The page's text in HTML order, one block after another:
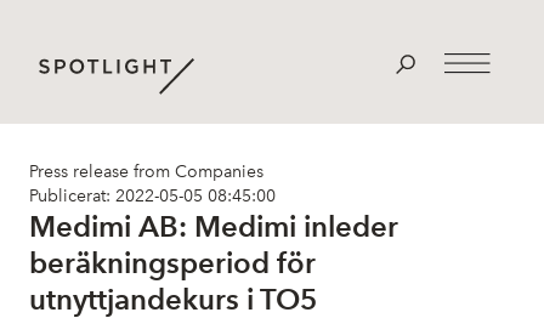
Press release from Companies
Publicerat: 2022-05-05 08:45:00
Medimi AB: Medimi inleder
beräkningsperiod för
utnyttjandekurs i TO5